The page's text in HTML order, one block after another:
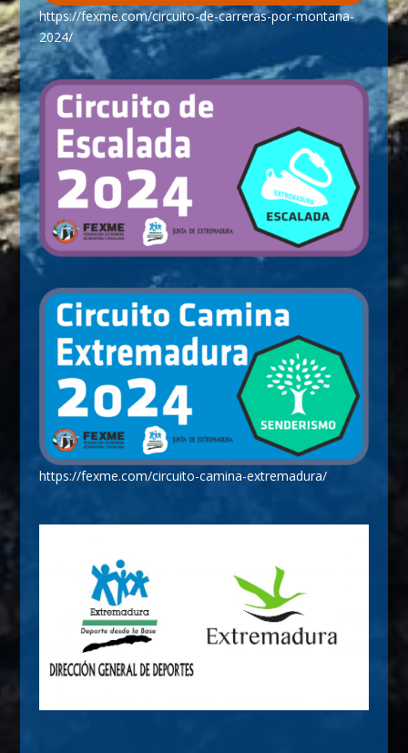
https://fexme.com/circuito-de-carreras-por-montana-
2024/
https://fexme.com/circuito-camina-extremadura/